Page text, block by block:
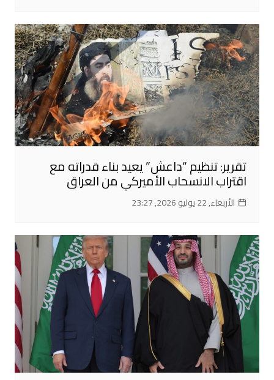
تقرير: تنظيم “داعش” يعيد بناء قدراته مع
اقتراب الانسحاب الأميركي من العراق
الأربعاء, 22 يوليو 2026, 23:27